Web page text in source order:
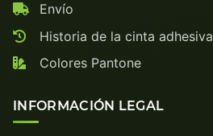
Envío
Historia de la cinta adhesiva
Colores Pantone
INFORMACIÓN LEGAL